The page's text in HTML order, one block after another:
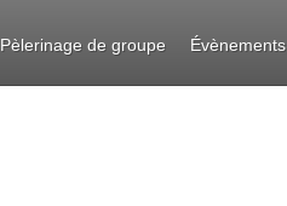
Pèlerinage de groupe Évènements